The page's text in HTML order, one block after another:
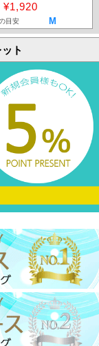
¥1,920
目安 M
ト